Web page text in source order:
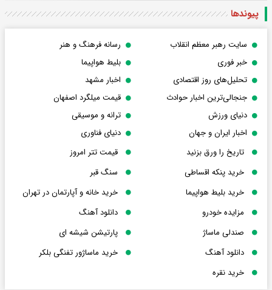
پیوندها
سایت رهبر معظم انقلاب
رسانه فرهنگ و هنر
خبر فوری
بلیط هواپیما
تحلیل‌های روز اقتصادی
اخبار مشهد
جنجالی‌ترین اخبار حوادث
قیمت میلگرد اصفهان
دنیای ورزش
ترانه و موسیقی
اخبار ایران و جهان
دنیای فناوری
تاریخ را ورق بزنید
قیمت تتر امروز
خرید پنکه اقساطی
سنگ قبر
خرید بلیط هواپیما
خرید خانه و آپارتمان در تهران
مزایده خودرو
دانلود آهنگ
صندلی ماساژ
پارتیشن شیشه ای
دانلود آهنگ
خرید ماساژور تفنگی بلکر
خرید نقره